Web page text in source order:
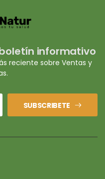
informativo
reciente sobre Ventas y
SUBSCRIBETE